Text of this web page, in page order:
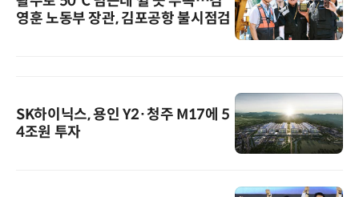
영훈 노동부 장관, 김포공항 불시점검
SK하이닉스, 용인 Y2·청주 M17에 5
4조원 투자